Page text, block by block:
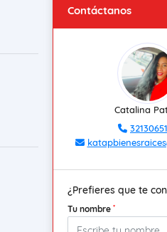
Contáctanos
Catalina
¿Prefieres que te
Tu nombre *